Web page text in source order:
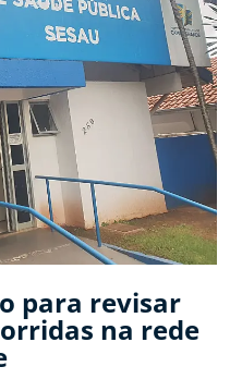
para revisar
na rede